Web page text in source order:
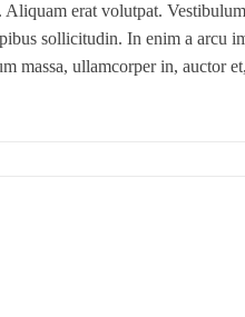
erat volutpat.
sollicitudin. In enim a arcu
massa, ullamcorper in, auctor